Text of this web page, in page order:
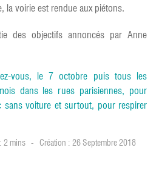
la voirie est rendue aux piétons.
des objectifs annoncés par Anne
vous, le 7 octobre puis tous les
dans les rues parisiennes, pour
sans voiture et surtout, pour respirer
2 mins Création : 26 Septembre 2018